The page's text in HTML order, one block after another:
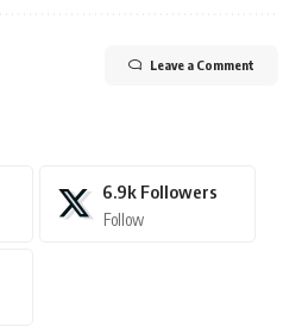
Leave a Comment
6.9k Followers
Follow